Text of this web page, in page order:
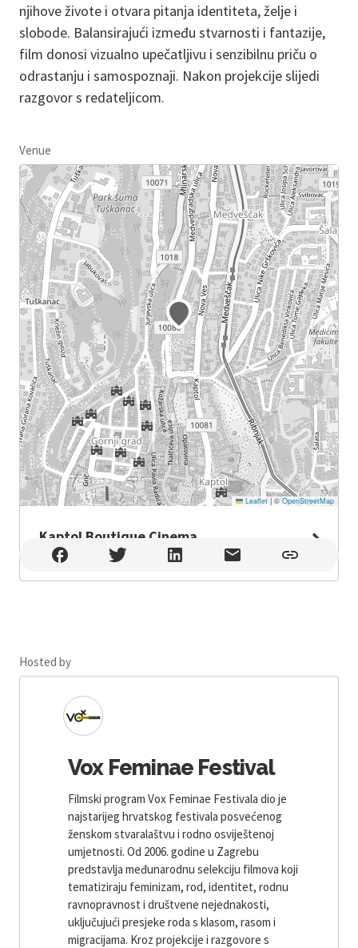
njihove živote i otvara pitanja identiteta, želje i
slobode. Balansirajući između stvarnosti i fantazije,
film donosi vizualno upečatljivu i senzibilnu priču o
odrastanju i samospoznaji. Nakon projekcije slijedi
razgovor s redateljicom.
Venue
Leaflet |© OpenStreetMap
Kaptol Boutique Cinema
Kaptol Boutique Cinema , Zagreb
Hosted by
Vox Feminae Festival
Filmski program Vox Feminae Festivala dio je
najstarijeg hrvatskog festivala posvećenog
ženskom stvaralaštvu i rodno osviještenoj
umjetnosti. Od 2006. godine u Zagrebu
predstavlja međunarodnu selekciju filmova koji
tematiziraju feminizam, rod, identitet, rodnu
ravnopravnost i društvene nejednakosti,
uključujući presjeke roda s klasom, rasom i
migracijama. Kroz projekcije i razgovore s